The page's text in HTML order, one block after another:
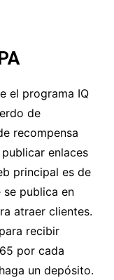
el programa IQ
de
recompensa
enlaces
principal es de
se publica en
atraer clientes.
recibir
por cada
un depósito.